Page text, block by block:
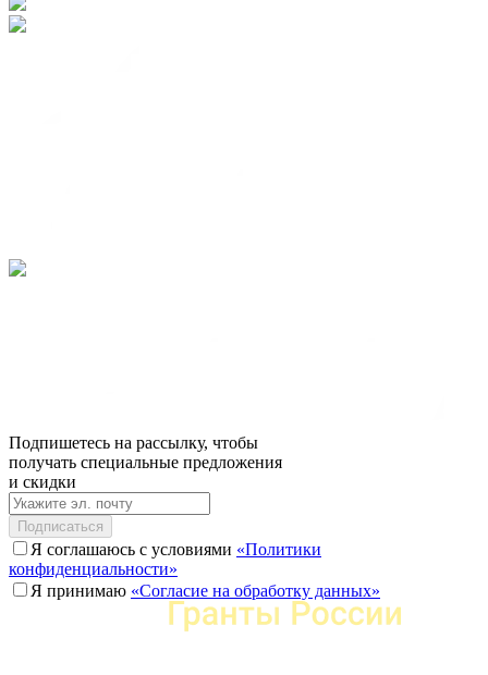
Подпишетесь на рассылку, чтобы
получать специальные предложения
и скидки
Подписаться
Я соглашаюсь с условиями «Политики
конфиденциальности»
Я принимаю «Согласие на обработку данных»